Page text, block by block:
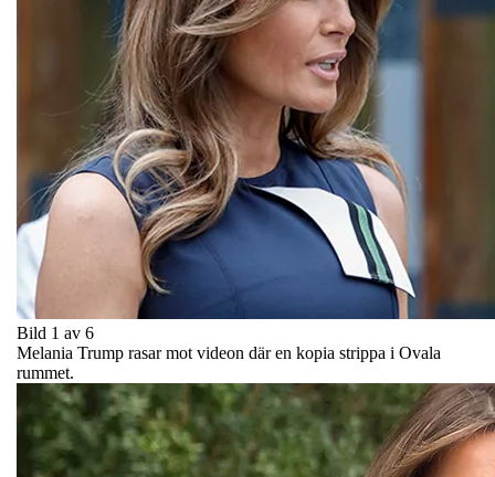
Bild 1 av 6
Melania Trump rasar mot videon där en kopia strippa i Ovala
rummet.